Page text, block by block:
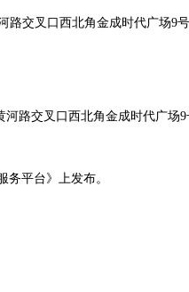
交叉口西北角金成时代广场9号
路交叉口西北角金成时代广场9
务平台》上发布。